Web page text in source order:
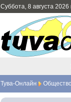
Суббота, 8 августа 2026
Тува-Онлайн Общество